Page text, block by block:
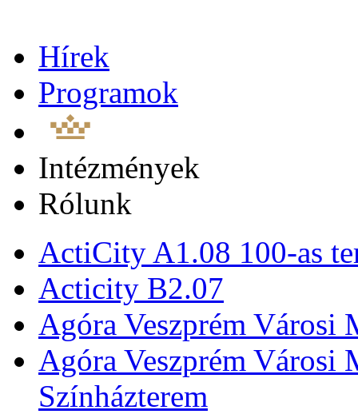
Hírek
Programok
Intézmények
Rólunk
ActiCity A1.08 100-as
Acticity B2.07
Agóra Veszprém Városi
Agóra Veszprém Városi
Színházterem